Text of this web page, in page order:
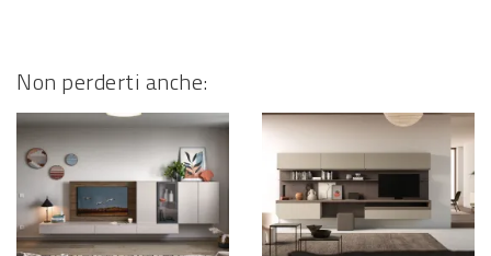
Non perderti anche: